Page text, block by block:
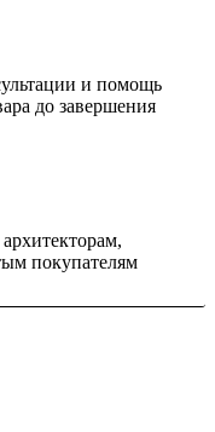
и помощь
до завершения
покупателям